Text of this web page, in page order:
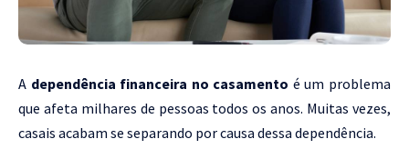
A dependência financeira no casamento é um problema
que afeta milhares de pessoas todos os anos. Muitas vezes,
casais acabam se separando por causa dessa dependência.